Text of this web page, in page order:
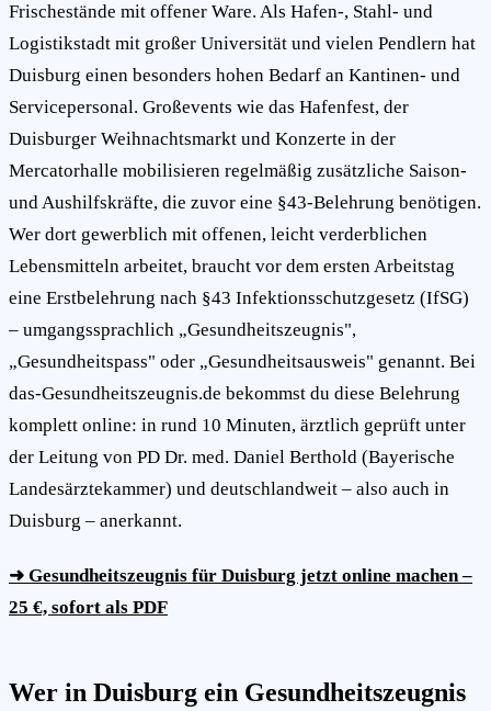
Frischestände mit offener Ware. Als Hafen-, Stahl- und
Logistikstadt mit großer Universität und vielen Pendlern hat
Duisburg einen besonders hohen Bedarf an Kantinen- und
Servicepersonal. Großevents wie das Hafenfest, der
Duisburger Weihnachtsmarkt und Konzerte in der
Mercatorhalle mobilisieren regelmäßig zusätzliche Saison-
und Aushilfskräfte, die zuvor eine §43-Belehrung benötigen.
Wer dort gewerblich mit offenen, leicht verderblichen
Lebensmitteln arbeitet, braucht vor dem ersten Arbeitstag
eine Erstbelehrung nach §43 Infektionsschutzgesetz (IfSG)
– umgangssprachlich „Gesundheitszeugnis",
„Gesundheitspass" oder „Gesundheitsausweis" genannt. Bei
das-Gesundheitszeugnis.de bekommst du diese Belehrung
komplett online: in rund 10 Minuten, ärztlich geprüft unter
der Leitung von PD Dr. med. Daniel Berthold (Bayerische
Landesärztekammer) und deutschlandweit – also auch in
Duisburg – anerkannt.
➜ Gesundheitszeugnis für Duisburg jetzt online machen –
25 €, sofort als PDF
Wer in Duisburg ein Gesundheitszeugnis